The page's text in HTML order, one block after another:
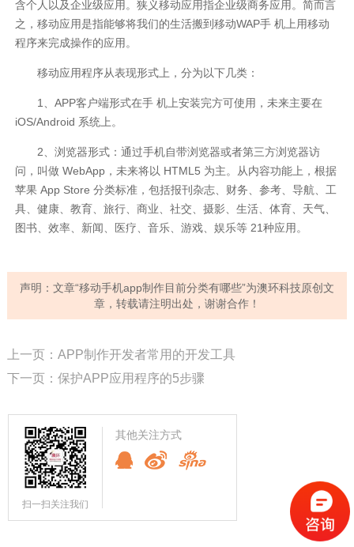
含个人以及企业级应用。狭义移动应用指企业级商务应用。简而言
之，移动应用是指能够将我们的生活搬到移动WAP手 机上用移动
程序来完成操作的应用。
移动应用程序从表现形式上，分为以下几类：
1、APP客户端形式在手 机上安装完方可使用，未来主要在
iOS/Android 系统上。
2、浏览器形式：通过手机自带浏览器或者第三方浏览器访
问，叫做 WebApp，未来将以 HTML5 为主。从内容功能上，根据
苹果 App Store 分类标准，包括报刊杂志、财务、参考、导航、工
具、健康、教育、旅行、商业、社交、摄影、生活、体育、天气、
图书、效率、新闻、医疗、音乐、游戏、娱乐等 21种应用。
声明：文章“移动手机app制作目前分类有哪些”为澳环科技原创文
章，转载请注明出处，谢谢合作！
上一页：APP制作开发者常用的开发工具
下一页：保护APP应用程序的5步骤
扫一扫关注我们
其他关注方式